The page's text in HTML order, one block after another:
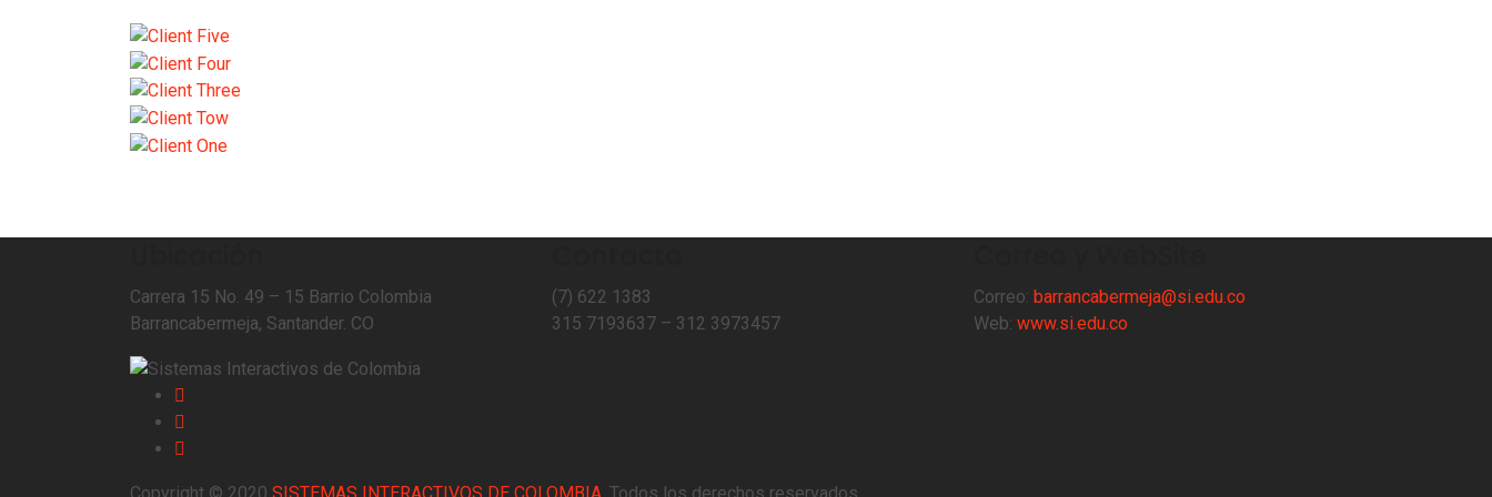
Carrera 15 No. 49 – 15 Barrio Colombia
Barrancabermeja, Santander. CO
(7) 622 1383
315 7193637 – 312 3973457⁣⁣
Correo: barrancabermeja@si.edu.co
Web: www.si.edu.co
Copyright © 2020 SISTEMAS INTERACTIVOS DE COLOMBIA . Todos los derechos reservados.